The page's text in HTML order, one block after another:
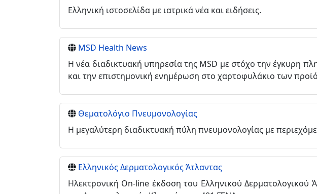
Ελληνική ιστοσελίδα με ιατρικά νέα και ειδήσεις.
MSD Health News
Η νέα διαδικτυακή υπηρεσία της MSD με στόχο την έγκυρη
και την επιστημονική ενημέρωση στο χαρτοφυλάκιο των
Θεματολόγιο Πνευμονολογίας
Η μεγαλύτερη διαδικτυακή πύλη πνευμονολογίας με
Ελληνικός Δερματολογικός Άτλαντας
Ηλεκτρονική On-line έκδοση του Ελληνικού